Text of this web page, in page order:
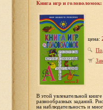
Книга игр и
цена:
В этой увлекательной
разнообразных заданий.
на наблюдательность и